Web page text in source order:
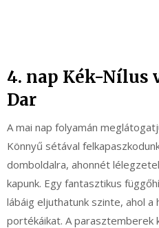
4. nap Kék-Nílus
Dar
A mai nap folyamán
Könnyű sétával
domboldalra, ahonnét
kapunk. Egy fantasztikus
lábáig eljuthatunk szinte, ahol a
portékáikat. A parasztemberek